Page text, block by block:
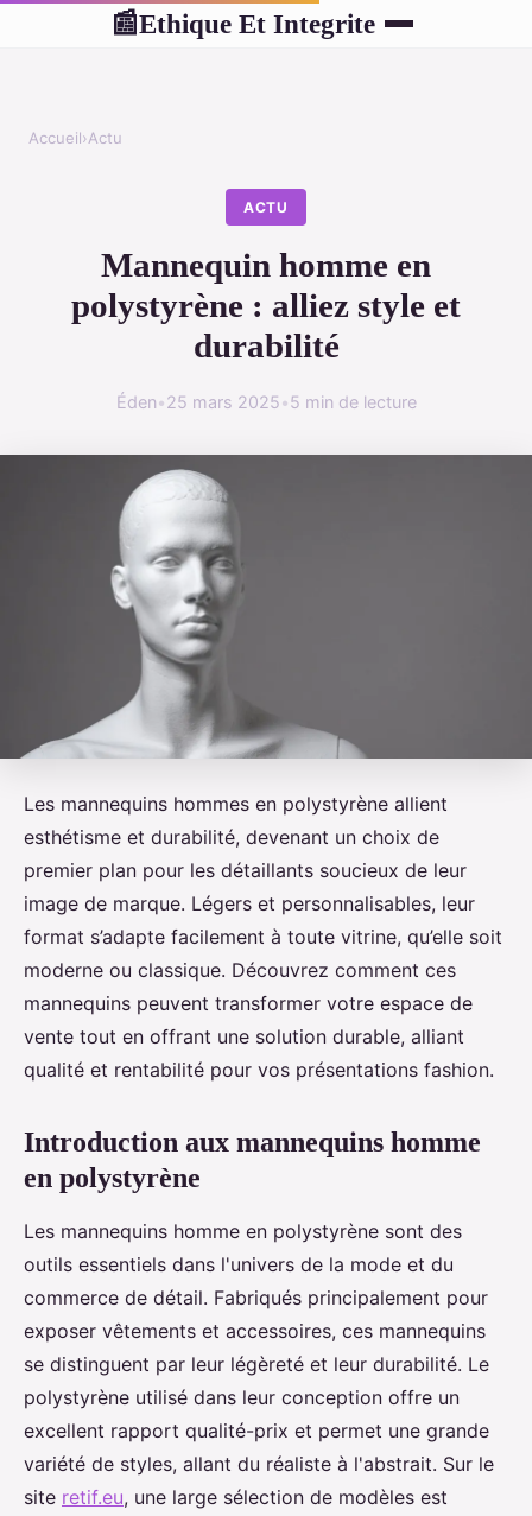
📰Ethique Et Integrite
Accueil›Actu
ACTU
Mannequin homme en
polystyrène : alliez style et
durabilité
Éden•25 mars 2025•5 min de lecture
Les mannequins hommes en polystyrène allient
esthétisme et durabilité, devenant un choix de
premier plan pour les détaillants soucieux de leur
image de marque. Légers et personnalisables, leur
format s’adapte facilement à toute vitrine, qu’elle soit
moderne ou classique. Découvrez comment ces
mannequins peuvent transformer votre espace de
vente tout en offrant une solution durable, alliant
qualité et rentabilité pour vos présentations fashion.
Introduction aux mannequins homme
en polystyrène
Les mannequins homme en polystyrène sont des
outils essentiels dans l'univers de la mode et du
commerce de détail. Fabriqués principalement pour
exposer vêtements et accessoires, ces mannequins
se distinguent par leur légèreté et leur durabilité. Le
polystyrène utilisé dans leur conception offre un
excellent rapport qualité-prix et permet une grande
variété de styles, allant du réaliste à l'abstrait. Sur le
site retif.eu, une large sélection de modèles est